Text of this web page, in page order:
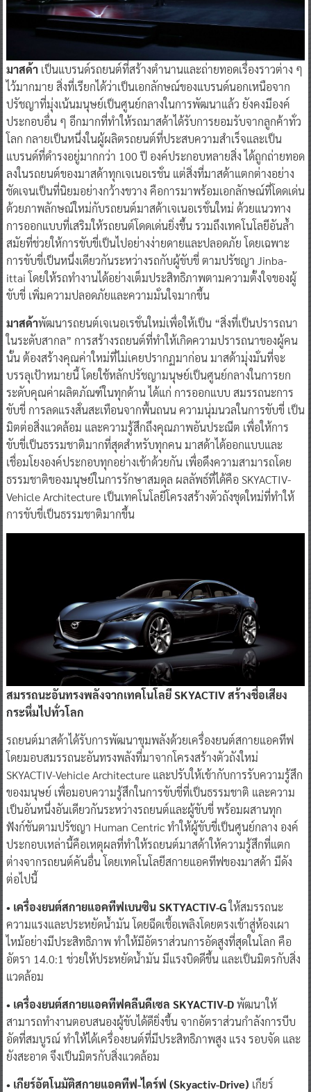
มาสด้าเป็นแบรนด์รถยนต์ที่สร้างตำนานและถ่ายทอดเรื่องราวต่าง ๆ
ไว้มากมาย สิ่งที่เรียกได้ว่าเป็นเอกลักษณ์ของแบรนด์นอกเหนือจาก
ปรัชญาที่มุ่งเน้นมนุษย์เป็นศูนย์กลางในการพัฒนาแล้ว ยังคงมีองค์
ประกอบอื่น ๆ อีกมากที่ทำให้รถมาสด้าได้รับการยอมรับจากลูกค้าทั่ว
โลก กลายเป็นหนึ่งในผู้ผลิตรถยนต์ที่ประสบความสำเร็จและเป็น
แบรนด์ที่ดำรงอยู่มากกว่า 100 ปี องค์ประกอบหลายสิ่ง ได้ถูกถ่ายทอด
ลงในรถยนต์ของมาสด้าทุกเจเนอเรชั่น แต่สิ่งที่มาสด้าแตกต่างอย่าง
ชัดเจนเป็นที่นิยมอย่างกว้างขวาง คือการมาพร้อมเอกลักษณ์ที่โดดเด่น
ด้วยภาพลักษณ์ใหม่กับรถยนต์มาสด้าเจเนอเรชั่นใหม่ ด้วยแนวทาง
การออกแบบที่เสริมให้รถยนต์โดดเด่นยิ่งขึ้น รวมถึงเทคโนโลยีอันล้ำ
สมัยที่ช่วยให้การขับขี่เป็นไปอย่างง่ายดายและปลอดภัย โดยเฉพาะ
การขับขี่เป็นหนึ่งเดียวกันระหว่างรถกับผู้ขับขี่ ตามปรัชญา Jinba-
ittai โดยให้รถทำงานได้อย่างเต็มประสิทธิภาพตามความตั้งใจของผู้
ขับขี่ เพิ่มความปลอดภัยและความมั่นใจมากขึ้น
มาสด้าพัฒนารถยนต์เจเนอเรชั่นใหม่เพื่อให้เป็น “สิ่งที่เป็นปรารถนา
ในระดับสากล” การสร้างรถยนต์ที่ทำให้เกิดความปรารถนาของผู้คน
นั้น ต้องสร้างคุณค่าใหม่ที่ไม่เคยปรากฏมาก่อน มาสด้ามุ่งมั่นที่จะ
บรรลุเป้าหมายนี้ โดยใช้หลักปรัชญามนุษย์เป็นศูนย์กลางในการยก
ระดับคุณค่าผลิตภัณฑ์ในทุกด้าน ได้แก่ การออกแบบ สมรรถนะการ
ขับขี่ การลดแรงสั่นสะเทือนจากพื้นถนน ความนุ่มนวลในการขับขี่ เป็น
มิตต่อสิ่งแวดล้อม และความรู้สึกถึงคุณภาพอันประณีต เพื่อให้การ
ขับขี่เป็นธรรมชาติมากที่สุดสำหรับทุกคน มาสด้าได้ออกแบบและ
เชื่อมโยงองค์ประกอบทุกอย่างเข้าด้วยกัน เพื่อดึงความสามารถโดย
ธรรมชาติของมนุษย์ในการรักษาสมดุล ผลลัพธ์ที่ได้คือ SKYACTIV-
Vehicle Architecture เป็นเทคโนโลยีโครงสร้างตัวถังชุดใหม่ที่ทำให้
การขับขี่เป็นธรรมชาติมากขึ้น
สมรรถนะอันทรงพลังจากเทคโนโลยี SKYACTIV สร้างชื่อเสียง
กระหึ่มไปทั่วโลก
รถยนต์มาสด้าได้รับการพัฒนาขุมพลังด้วยเครื่องยนต์สกายแอคทีฟ
โดยมอบสมรรถนะอันทรงพลังที่มาจากโครงสร้างตัวถังใหม่
SKYACTIV-Vehicle Architecture และปรับให้เข้ากับการรับความรู้สึก
ของมนุษย์ เพื่อมอบความรู้สึกในการขับขี่ที่เป็นธรรมชาติ และความ
เป็นอันหนึ่งอันเดียวกันระหว่างรถยนต์และผู้ขับขี่ พร้อมผสานทุก
ฟังก์ชันตามปรัชญา Human Centric ทำให้ผู้ขับขี่เป็นศูนย์กลาง องค์
ประกอบเหล่านี้คือเหตุผลที่ทำให้รถยนต์มาสด้าให้ความรู้สึกที่แตก
ต่างจากรถยนต์คันอื่น โดยเทคโนโลยีสกายแอคทีฟของมาสด้า มีดัง
ต่อไปนี้
• เครื่องยนต์สกายแอคทีฟเบนซิน SKTYACTIV-Gให้สมรรถนะ
ความแรงและประหยัดน้ำมัน โดยฉีดเชื้อเพลิงโดยตรงเข้าสู่ห้องเผา
ไหม้อย่างมีประสิทธิภาพ ทำให้มีอัตราส่วนการอัดสูงที่สุดในโลก คือ
อัตรา 14.0:1 ช่วยให้ประหยัดนํ้ามัน มีแรงบิดดีขึ้น และเป็นมิตรกับสิ่ง
แวดล้อม
• เครื่องยนต์สกายแอคทีฟคลีนดีเซล SKYACTIV-Dพัฒนาให้
สามารถทำงานตอบสนองผู้ขับได้ดียิ่งขึ้น จากอัตราส่วนกำลังการบีบ
อัดที่สมบูรณ์ ทำให้ได้เครื่องยนต์ที่มีประสิทธิภาพสูง แรง รอบจัด และ
ยังสะอาด จึงเป็นมิตรกับสิ่งแวดล้อม
• เกียร์อัตโนมัติสกายแอคทีฟ-ไดร์ฟ (Skyactiv-Drive) เกียร์